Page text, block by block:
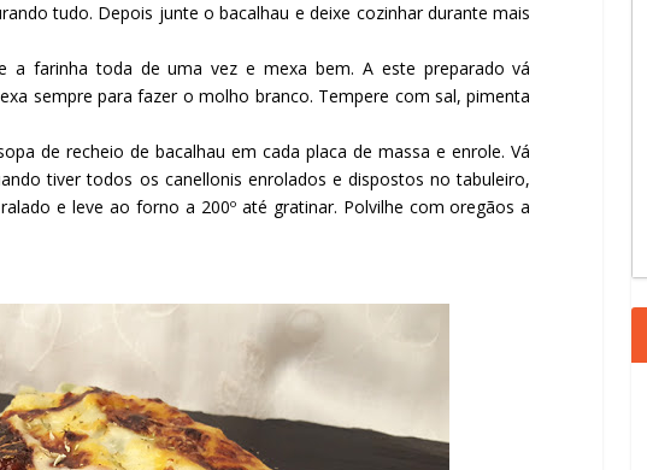
tudo. Depois junte o bacalhau e deixe cozinhar durante mais
a farinha toda de uma vez e mexa bem. A este preparado vá
sempre para fazer o molho branco. Tempere com sal, pimenta
de recheio de bacalhau em cada placa de massa e enrole. Vá
tiver todos os canellonis enrolados e dispostos no tabuleiro,
e leve ao forno a 200º até gratinar. Polvilhe com oregãos a